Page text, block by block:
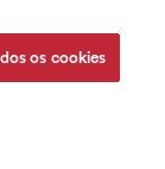
os cookies